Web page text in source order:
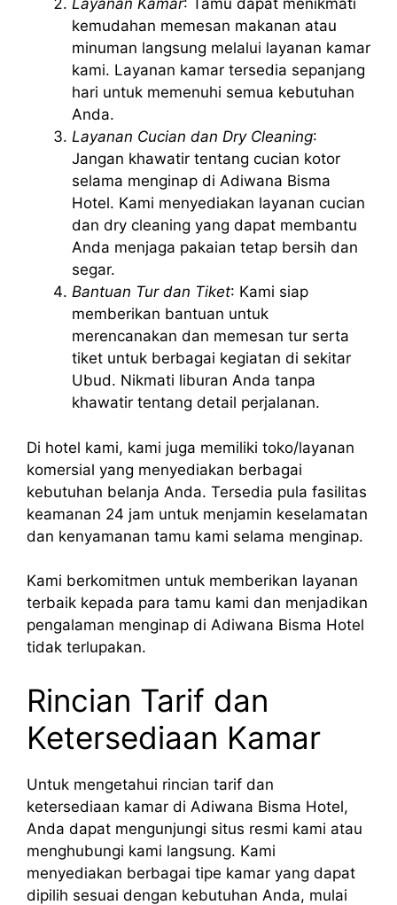
Layanan Kamar: Tamu dapat menikmati
kemudahan memesan makanan atau
minuman langsung melalui layanan kamar
kami. Layanan kamar tersedia sepanjang
hari untuk memenuhi semua kebutuhan
Anda.
Layanan Cucian dan Dry Cleaning:
Jangan khawatir tentang cucian kotor
selama menginap di Adiwana Bisma
Hotel. Kami menyediakan layanan cucian
dan dry cleaning yang dapat membantu
Anda menjaga pakaian tetap bersih dan
segar.
Bantuan Tur dan Tiket: Kami siap
memberikan bantuan untuk
merencanakan dan memesan tur serta
tiket untuk berbagai kegiatan di sekitar
Ubud. Nikmati liburan Anda tanpa
khawatir tentang detail perjalanan.
Di hotel kami, kami juga memiliki toko/layanan
komersial yang menyediakan berbagai
kebutuhan belanja Anda. Tersedia pula fasilitas
keamanan 24 jam untuk menjamin keselamatan
dan kenyamanan tamu kami selama menginap.
Kami berkomitmen untuk memberikan layanan
terbaik kepada para tamu kami dan menjadikan
pengalaman menginap di Adiwana Bisma Hotel
tidak terlupakan.
Rincian Tarif dan
Ketersediaan Kamar
Untuk mengetahui rincian tarif dan
ketersediaan kamar di Adiwana Bisma Hotel,
Anda dapat mengunjungi situs resmi kami atau
menghubungi kami langsung. Kami
menyediakan berbagai tipe kamar yang dapat
dipilih sesuai dengan kebutuhan Anda, mulai